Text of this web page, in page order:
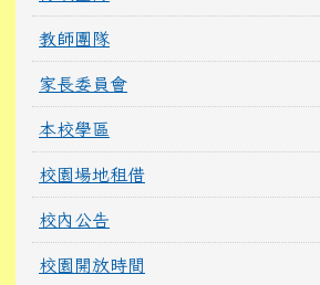
教師團隊
家長委員會
本校學區
校園場地租借
校內公告
校園開放時間